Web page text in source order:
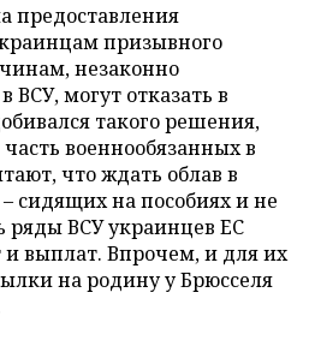
предоставления
призывного
незаконно
могут отказать в
такого решения,
военнообязанных в
что ждать облав в
сидящих на пособиях и не
ВСУ украинцев ЕС
выплат. Впрочем, и для их
на родину у Брюсселя